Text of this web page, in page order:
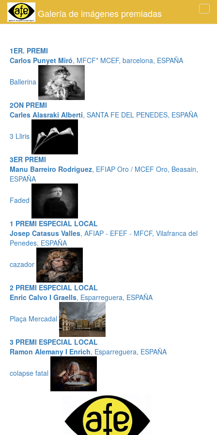
Galería de imágenes premiadas
1ER. PREMI
Carlos Punyet Miró, MFCF* MCEF, barcelona, ESPAÑA
Ballerina
2ON PREMI
Carles Alasraki Alberti, SANTA FE DEL PENEDES, ESPAÑA
3 Lliris
3ER PREMI
Manu Barreiro Rodriguez, EFIAP Oro / MCEF Oro, Beasain,
ESPAÑA
Faded
1 PREMI ESPECIAL LOCAL
Josep Catasus Valles, AFIAP - EFEF - MFCF, Vilafranca del
Penedes, ESPAÑA
cazador
2 PREMI ESPECIAL LOCAL
Enric Calvo I Graells, Esparreguera, ESPAÑA
Plaça Mercadal
3 PREMI ESPECIAL LOCAL
Ramon Alemany I Enrich, Esparreguera, ESPAÑA
colapse fatal